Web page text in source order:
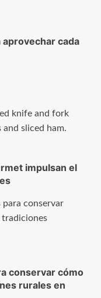
aprovechar cada
impulsan el
conservar cómo
rurales en